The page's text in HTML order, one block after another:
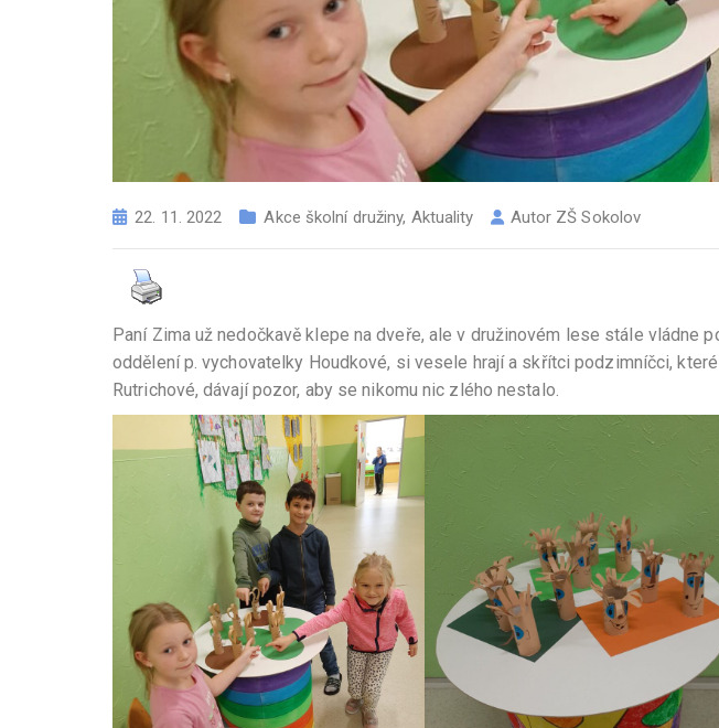
22. 11. 2022 Akce školní družiny, Aktuality Autor ZŠ Sokolov
Paní Zima už nedočkavě klepe na dveře, ale v družinovém lese stále vládne
oddělení p. vychovatelky Houdkové, si vesele hrají a skřítci podzimníčci,
Rutrichové, dávají pozor, aby se nikomu nic zlého nestalo.